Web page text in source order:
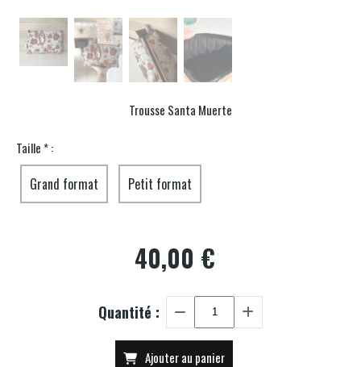
Trousse Santa Muerte
Taille *:
Grand format Petit format
40,00 €
Quantité :
Ajouter au panier